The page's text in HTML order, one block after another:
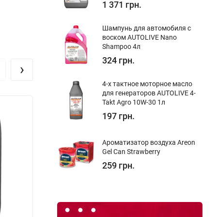
›
1 371 грн.
Шампунь для автомобиля с
воском AUTOLIVE Nano
Shampoo 4л
324 грн.
4-х тактное моторное масло
для генераторов AUTOLIVE 4-
Takt Agro 10W-30 1л
197 грн.
Ароматизатор воздуха Areon
Gel Can Strawberry
259 грн.